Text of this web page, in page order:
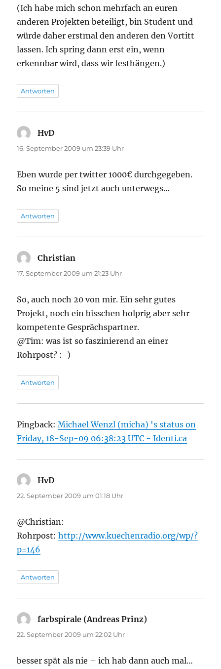
(Ich habe mich schon mehrfach an euren
anderen Projekten beteiligt, bin Student und
würde daher erstmal den anderen den Vortitt
lassen. Ich spring dann erst ein, wenn
erkennbar wird, dass wir festhängen.)
Antworten
HvD
16. September 2009 um 23:39 Uhr
Eben wurde per twitter 1000€ durchgegeben.
So meine 5 sind jetzt auch unterwegs…
Antworten
Christian
17. September 2009 um 21:23 Uhr
So, auch noch 20 von mir. Ein sehr gutes
Projekt, noch ein bisschen holprig aber sehr
kompetente Gesprächspartner.
@Tim: was ist so faszinierend an einer
Rohrpost? :-)
Antworten
Pingback:Michael Wenzl (micha) 's status on
Friday, 18-Sep-09 06:38:23 UTC - Identi.ca
HvD
22. September 2009 um 01:18 Uhr
@Christian:
Rohrpost:http://www.kuechenradio.org/wp/?
p=146
Antworten
farbspirale (Andreas Prinz)
22. September 2009 um 22:02 Uhr
besser spät als nie – ich hab dann auch mal…